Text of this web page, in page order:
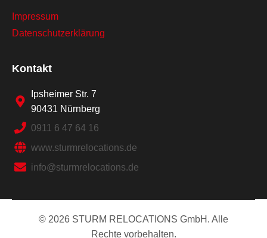
Impressum
Datenschutzerklärung
Kontakt
Ipsheimer Str. 7
90431 Nürnberg
0911 6 47 64 16
www.sturmrelocations.de
info@sturmrelocations.de
© 2026 STURM RELOCATIONS GmbH. Alle
Rechte vorbehalten.